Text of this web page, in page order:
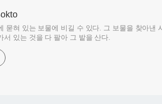
묻혀 있는 보물에 비길 수 있다. 그 보물을 찾아낸
서 있는 것을 다 팔아 그 밭을 산다.